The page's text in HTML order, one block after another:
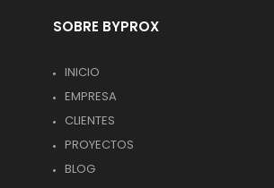
SOBRE BYPROX
INICIO
EMPRESA
CLIENTES
PROYECTOS
BLOG